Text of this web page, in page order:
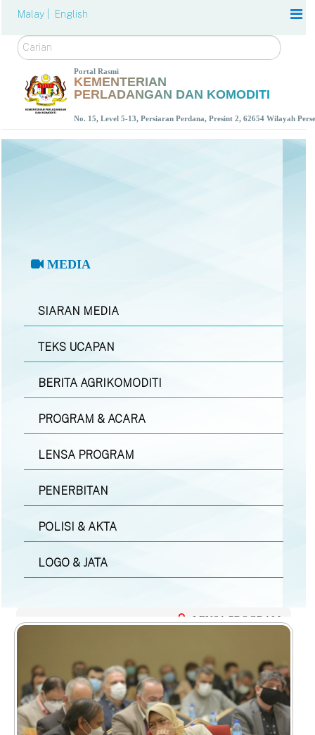
Malay | English
Carian
Portal Rasmi
KEMENTERIAN
PERLADANGAN DAN KOMODITI
No. 15, Level 5-13, Persiaran Perdana, Presint 2, 62654 Wilayah
MEDIA
SIARAN MEDIA
TEKS UCAPAN
BERITA AGRIKOMODITI
PROGRAM & ACARA
LENSA PROGRAM
PENERBITAN
POLISI & AKTA
LOGO & JATA
LENSA PROGRAM